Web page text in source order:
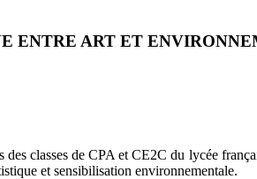
ENTRE ART ET
des classes de CPA et CE2C du lycée
et sensibilisation environnementale.